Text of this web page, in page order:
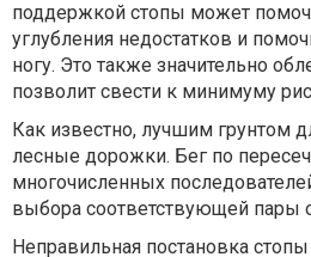
поддержкой стопы может
углубления недостатков и
ногу. Это также значительно
позволит свести к минимуму
Как известно, лучшим грунтом
лесные дорожки. Бег по
многочисленных
выбора соответствующей пары
Неправильная постановка стопы